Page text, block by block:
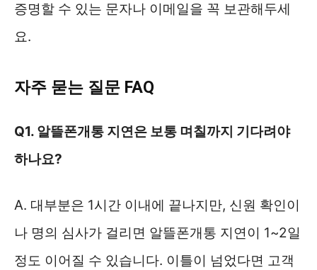
증명할 수 있는 문자나 이메일을 꼭 보관해두세
요.
자주 묻는 질문 FAQ
Q1. 알뜰폰개통 지연은 보통 며칠까지 기다려야
하나요?
A. 대부분은 1시간 이내에 끝나지만, 신원 확인이
나 명의 심사가 걸리면 알뜰폰개통 지연이 1~2일
정도 이어질 수 있습니다. 이틀이 넘었다면 고객